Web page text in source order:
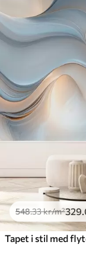
548.33kr/m²329
Tapet i stil med